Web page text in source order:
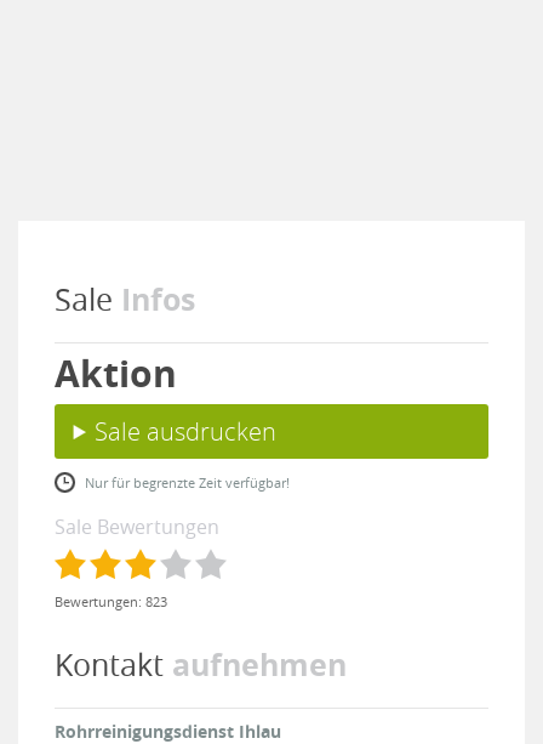
Sale Infos
Aktion
Sale ausdrucken
Nur für begrenzte Zeit verfügbar!
Sale Bewertungen
Bewertungen: 823
Kontakt aufnehmen
Rohrreinigungsdienst Ihlau